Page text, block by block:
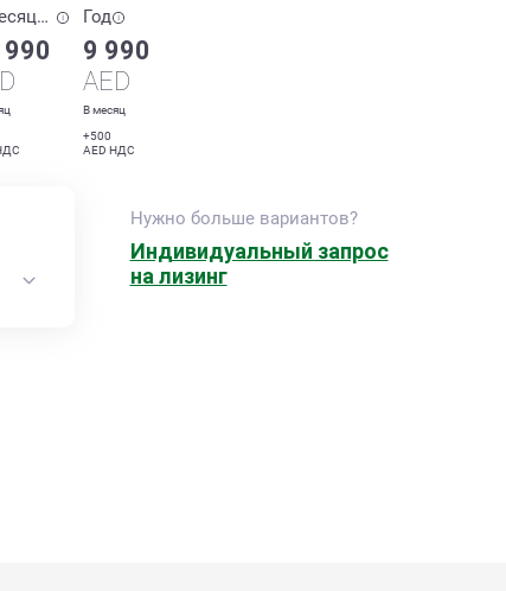
6 Месяцев Год
9 990
AED
В месяц
+500
AED НДС
Нужно больше вариантов?
Индивидуальный запрос
на лизинг